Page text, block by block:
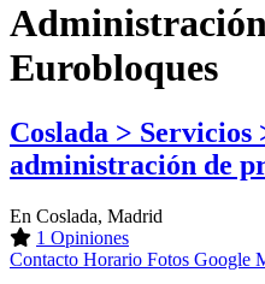
Eurobloques
Coslada > Servicios
administración de
En Coslada, Madrid
1 Opiniones
Contacto Horario Fotos Google